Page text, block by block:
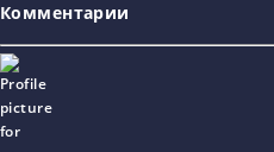
Комментарии